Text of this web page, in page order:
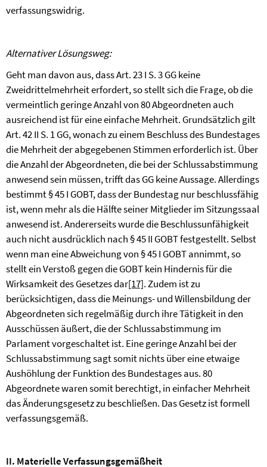
verfassungswidrig.
Alternativer Lösungsweg:
Geht man davon aus, dass Art. 23 I S. 3 GG keine
Zweidrittelmehrheit erfordert, so stellt sich die Frage, ob die
vermeintlich geringe Anzahl von 80 Abgeordneten auch
ausreichend ist für eine einfache Mehrheit. Grundsätzlich gilt
Art. 42 II S. 1 GG, wonach zu einem Beschluss des Bundestages
die Mehrheit der abgegebenen Stimmen erforderlich ist. Über
die Anzahl der Abgeordneten, die bei der Schlussabstimmung
anwesend sein müssen, trifft das GG keine Aussage. Allerdings
bestimmt § 45 I GOBT, dass der Bundestag nur beschlussfähig
ist, wenn mehr als die Hälfte seiner Mitglieder im Sitzungssaal
anwesend ist. Andererseits wurde die Beschlussunfähigkeit
auch nicht ausdrücklich nach § 45 II GOBT festgestellt. Selbst
wenn man eine Abweichung von § 45 I GOBT annimmt, so
stellt ein Verstoß gegen die GOBT kein Hindernis für die
Wirksamkeit des Gesetzes dar[17]. Zudem ist zu
berücksichtigen, dass die Meinungs- und Willensbildung der
Abgeordneten sich regelmäßig durch ihre Tätigkeit in den
Ausschüssen äußert, die der Schlussabstimmung im
Parlament vorgeschaltet ist. Eine geringe Anzahl bei der
Schlussabstimmung sagt somit nichts über eine etwaige
Aushöhlung der Funktion des Bundestages aus. 80
Abgeordnete waren somit berechtigt, in einfacher Mehrheit
das Änderungsgesetz zu beschließen. Das Gesetz ist formell
verfassungsgemäß.
II. Materielle Verfassungsgemäßheit